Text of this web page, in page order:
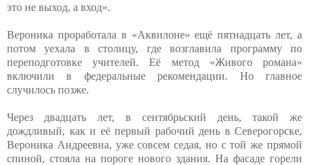
это не выход, а вход».
Вероника проработала в «Аквилоне» ещё пятнадцать лет, а
потом уехала в столицу, где возглавила программу по
переподготовке учителей. Её метод «Живого романа»
включили в федеральные рекомендации. Но главное
случилось позже.
Через двадцать лет, в сентябрьский день, такой же
дождливый, как и её первый рабочий день в Северогорске,
Вероника Андреевна, уже совсем седая, но с той же прямой
спиной, стояла на пороге нового здания. На фасаде горели